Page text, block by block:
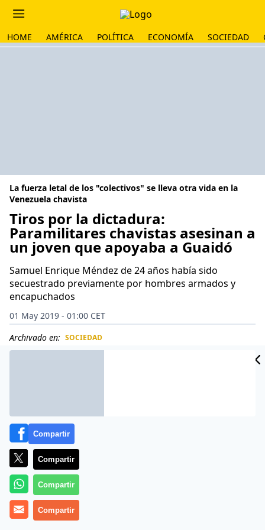
HOME AMÉRICA POLÍTICA ECONOMÍA SOCIEDAD
La fuerza letal de los "colectivos" se lleva otra vida en la
Venezuela chavista
Tiros por la dictadura:
Paramilitares chavistas asesinan a
un joven que apoyaba a Guaidó
Samuel Enrique Méndez de 24 años había sido
secuestrado previamente por hombres armados y
encapuchados
01 May 2019 - 01:00 CET
Archivado en: SOCIEDAD
Compartir
Compartir
Compartir
Compartir